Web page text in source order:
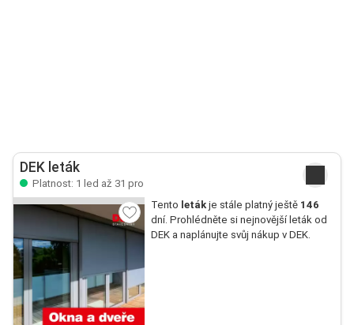
DEK leták
Platnost: 1 led až 31 pro
Tento letákje stále platný ještě 146
dní. Prohlédněte si nejnovější leták od
DEK a naplánujte svůj nákup v DEK.